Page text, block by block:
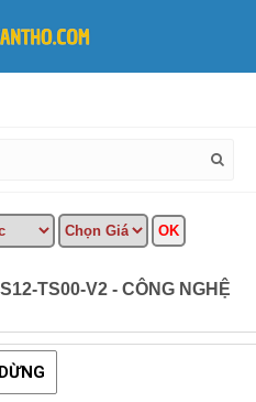
TS00-V2 - CÔNG NGHỆ